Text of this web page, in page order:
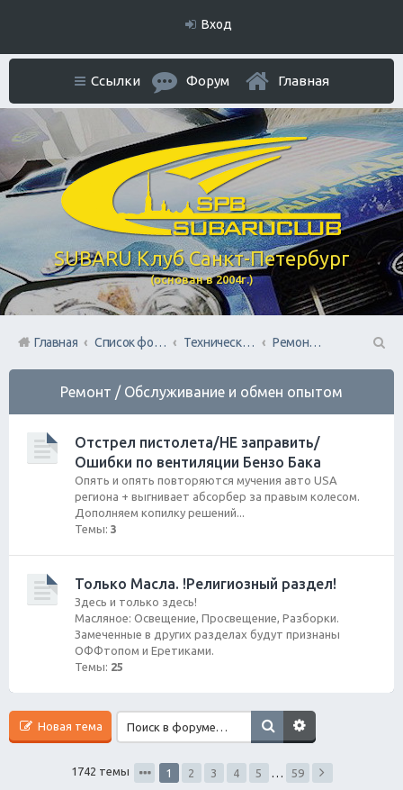
Вход
SUBARU Клуб Санкт-Петербург
(основан в 2004г.)
Ссылки Форум Главная
Главная Список форумов Технический раздел
Ремонт / Обслуживание и обмен опытом
П
Ремонт / Обслуживание и обмен опытом
Отстрел пистолета/НЕ заправить/
Ошибки по вентиляции Бензо Бака
Опять и опять повторяются мучения авто USA
региона + выгнивает абсорбер за правым колесом.
Дополняем копилку решений...
Темы: 3
Только Масла. !Религиозный раздел!
Здесь и только здесь!
Масляное: Освещение, Просвещение, Разборки.
Замеченные в других разделах будут признаны
ОФФтопом и Еретиками.
Темы: 25
Новая тема
1742 темы 1 2 3 4 5 59